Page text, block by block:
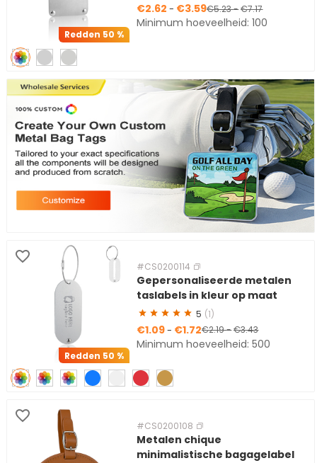
Redden 50 %
€2.62- €3.59€5.23-€7.17
Minimum hoeveelheid: 100
Redden 50 %
#CS0200114
Gepersonaliseerde metalen
taslabels in kleur op maat
5 (1)
€1.09- €1.72€2.19-€3.43
Minimum hoeveelheid: 500
#CS0200108
Metalen chique
minimalistische bagagelabel